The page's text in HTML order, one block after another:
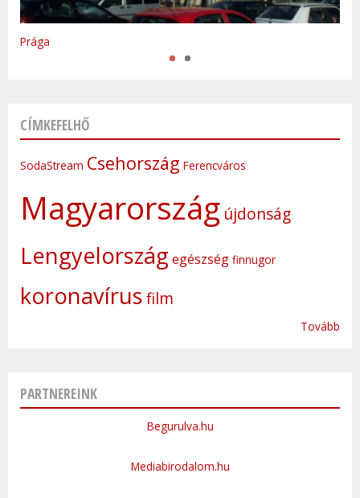
Prága
Varsó
CÍMKEFELHŐ
SodaStream Csehország Ferencváros
Magyarország újdonság
Lengyelország egészség finnugor
koronavírusfilm
Tovább
PARTNEREINK
Begurulva.hu
Mediabirodalom.hu